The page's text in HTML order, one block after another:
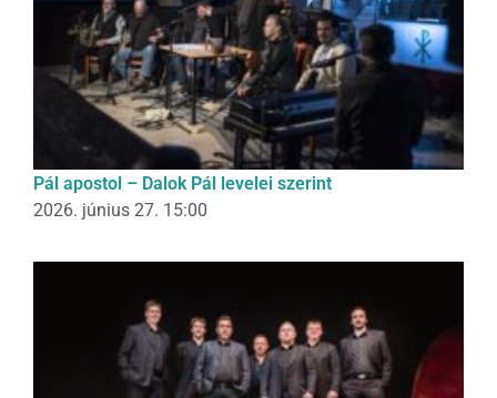
Pál apostol – Dalok Pál levelei szerint
2026. június 27. 15:00